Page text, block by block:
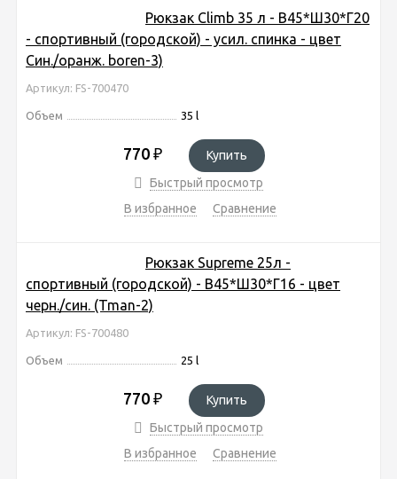
Рюкзак Climb 35 л - В45*Ш30*Г20
- спортивный (городской) - усил. спинка - цвет
Син./оранж. boren-3)
Артикул: FS-700470
Объем 35 l
770 ₽
Купить
Быстрый просмотр
В избранное
Сравнение
Рюкзак Supreme 25л -
спортивный (городской) - В45*Ш30*Г16 - цвет
черн./син. (Tman-2)
Артикул: FS-700480
Объем 25 l
770 ₽
Купить
Быстрый просмотр
В избранное
Сравнение